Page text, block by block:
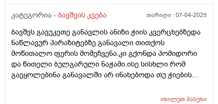
არის 12 კილო და 900 გრამი, დიდაᲗ არ იმატებს
კვებიდან დილის კვებამდე? გმადლობᲗ
კატეგორია - ბავშვის კვება თარიღი :07-04-2025
ბავშვს გავუკეთე განავლის ანიზი ჭიის კვერცხებზედა
ნაწლავურ პარაზიტებზე.განავალი თითქოს
მოწითალო ფერის მომეჩვენა.კი გქონდა პომიდორი
და წითელი ბულგარული ნაჭამი.ისე სისხლი რომ
გაეყოლებინა განავალში არ ინახებოდა თუ ჭიების
იხილეთპასუხი